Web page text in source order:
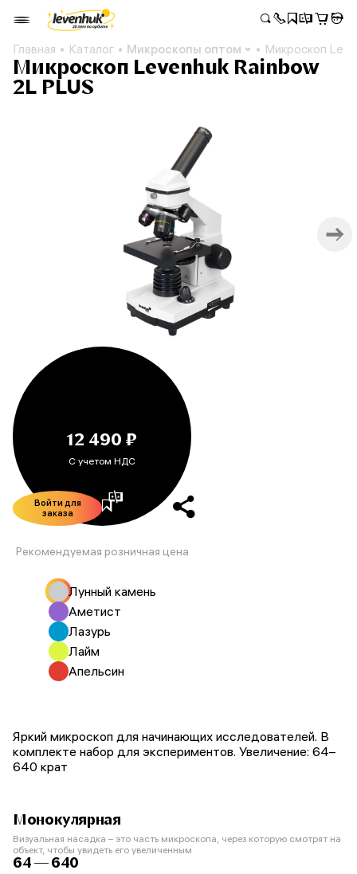
Главная Каталог Микроскопы оптом Микроскоп
Микроскоп Levenhuk Rainbow
2L PLUS
12 490 ₽
С учетом НДС
Войти для
заказа
Рекомендуемая розничная цена
Лунный камень
Аметист
Лазурь
Лайм
Апельсин
Яркий микроскоп для начинающих исследователей. В
комплекте набор для экспериментов. Увеличение: 64–
640 крат
Монокулярная
Визуальная насадка – это часть микроскопа, через которую смотрят на
объект, чтобы увидеть его увеличенным
64 — 640